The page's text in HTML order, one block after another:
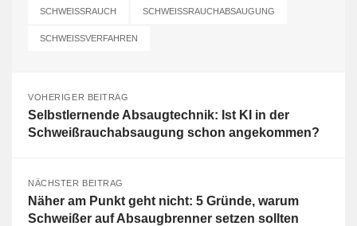
SCHWEISSRAUCH SCHWEISSRAUCHABSAUGUNG
SCHWEISSVERFAHREN
VOHERIGER BEITRAG
Selbstlernende Absaugtechnik: Ist KI in der
Schweißrauchabsaugung schon angekommen?
NÄCHSTER BEITRAG
Näher am Punkt geht nicht: 5 Gründe, warum
Schweißer auf Absaugbrenner setzen sollten